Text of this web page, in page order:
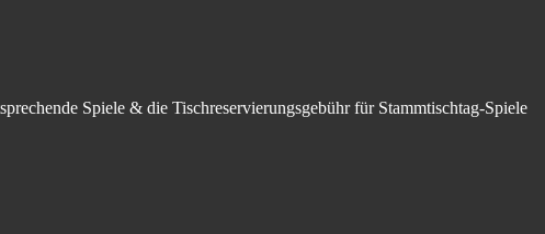
Spiele & die Tischreservierungsgebühr für Stammtischtag-Spiele